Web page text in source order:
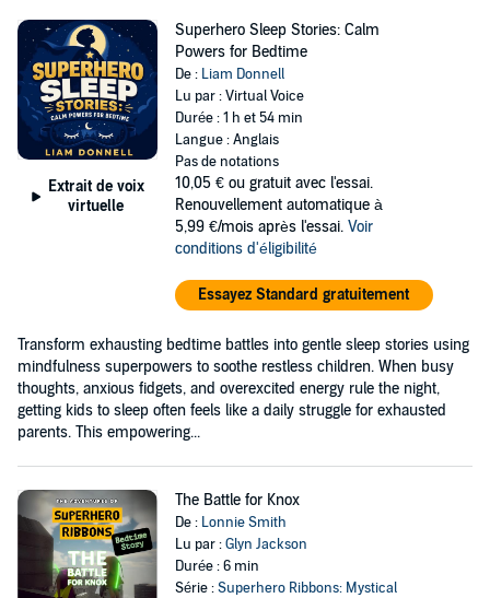
Extrait de voix
virtuelle
Superhero Sleep Stories: Calm
Powers for Bedtime
De : Liam Donnell
Lu par : Virtual Voice
Durée : 1 h et 54 min
Langue : Anglais
Pas de notations
10,05 € ou gratuit avec l'essai.
Renouvellement automatique à
5,99 €/mois après l'essai. Voir
conditions d'éligibilité
Essayez Standard gratuitement
Transform exhausting bedtime battles into gentle sleep stories using
mindfulness superpowers to soothe restless children. When busy
thoughts, anxious fidgets, and overexcited energy rule the night,
getting kids to sleep often feels like a daily struggle for exhausted
parents. This empowering...
The Battle for Knox
De : Lonnie Smith
Lu par :Glyn Jackson
Durée : 6 min
Série :Superhero Ribbons: Mystical